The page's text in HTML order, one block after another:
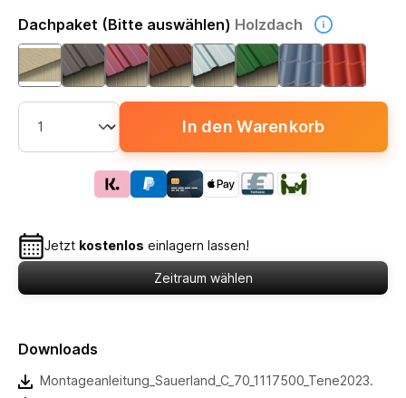
Dachpaket (Bitte auswählen) Holzdach
In den Warenkorb
Jetzt kostenlos einlagern lassen!
Zeitraum wählen
Downloads
Montageanleitung_Sauerland_C_70_1117500_Tene2023.pdf